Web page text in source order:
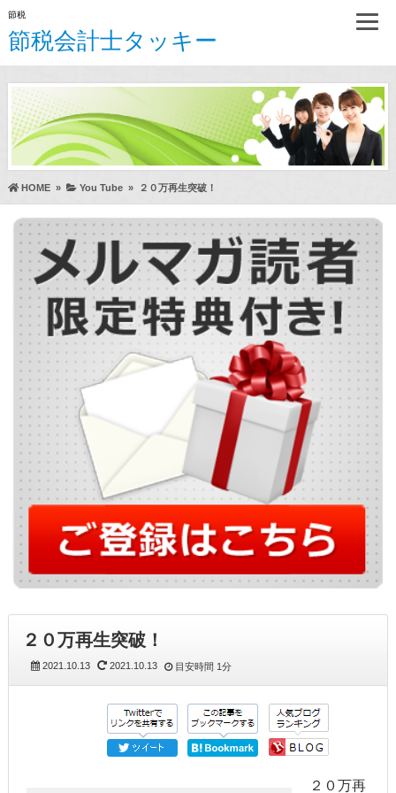
節税
節税会計士タッキー
HOME» You Tube» ２０万再生突破！
２０万再生突破！
2021.10.13 2021.10.13 目安時間 1分
２０万再